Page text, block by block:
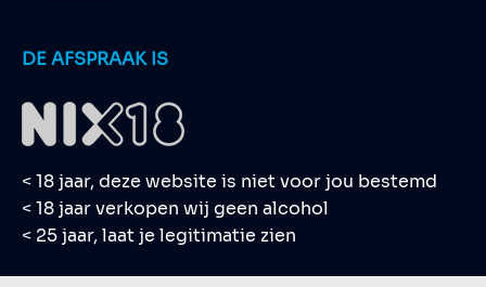
DE AFSPRAAK IS
< 18 jaar, deze website is niet voor jou bestemd
< 18 jaar verkopen wij geen alcohol
< 25 jaar, laat je legitimatie zien